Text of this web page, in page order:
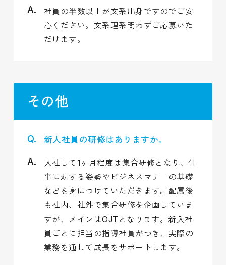
社員の半数以上が文系出身ですのでご安
心ください。文系理系問わずご応募いた
だけます。
その他
新人社員の研修はありますか。
入社して1ヶ月程度は集合研修となり、仕
事に対する姿勢やビジネスマナーの基礎
などを身につけていただきます。配属後
も社内、社外で集合研修を企画していま
すが、メインはOJTとなります。新入社
員ごとに担当の指導社員がつき、実際の
業務を通して成長をサポートします。